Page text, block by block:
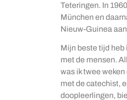
Teteringen. In
München en
Nieuw-Guinea
Mijn beste tijd heb
met de mensen.
was ik twee
met de catechist,
doopleerlingen,